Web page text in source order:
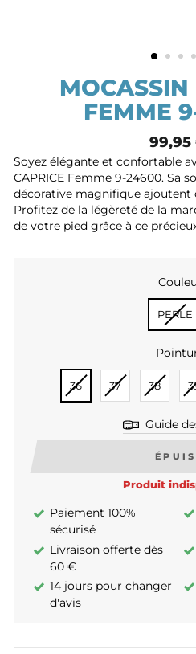
MOCASSIN
FEMME
Prix
normal
99,95
Soyez élégante et confortable
CAPRICE Femme 9-24600. Sa
décorative magnifique ajoutent
Profitez de la légèreté de la
de votre pied grâce à ce
PERLE
POINTURE
36 37 38
Guide
Produit
Paiement 100%
sécurisé
Livraison offerte dès
60 €
14 jours pour changer
d'avis